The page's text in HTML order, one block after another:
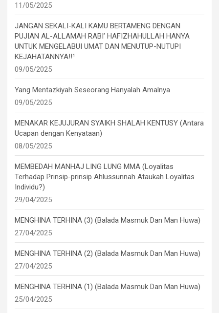
11/05/2025
JANGAN SEKALI-KALI KAMU BERTAMENG DENGAN
PUJIAN AL-ALLAMAH RABI’ HAFIZHAHULLAH HANYA
UNTUK MENGELABUI UMAT DAN MENUTUP-NUTUPI
KEJAHATANNYA!!¹
09/05/2025
Yang Mentazkiyah Seseorang Hanyalah Amalnya
09/05/2025
MENAKAR KEJUJURAN SYAIKH SHALAH KENTUSY (Antara
Ucapan dengan Kenyataan)
08/05/2025
MEMBEDAH MANHAJ LING LUNG MMA (Loyalitas
Terhadap Prinsip-prinsip Ahlussunnah Ataukah Loyalitas
Individu?)
29/04/2025
MENGHINA TERHINA (3) (Balada Masmuk Dan Man Huwa)
27/04/2025
MENGHINA TERHINA (2) (Balada Masmuk Dan Man Huwa)
27/04/2025
MENGHINA TERHINA (1) (Balada Masmuk Dan Man Huwa)
25/04/2025